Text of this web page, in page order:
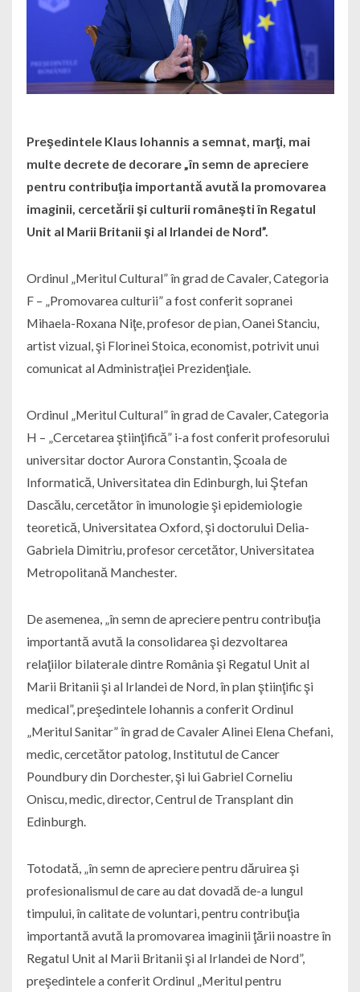
Preşedintele Klaus Iohannis a semnat, marţi, mai
multe decrete de decorare „în semn de apreciere
pentru contribuţia importantă avută la promovarea
imaginii, cercetării şi culturii româneşti în Regatul
Unit al Marii Britanii şi al Irlandei de Nord”.
Ordinul „Meritul Cultural” în grad de Cavaler, Categoria
F – „Promovarea culturii” a fost conferit sopranei
Mihaela-Roxana Niţe, profesor de pian, Oanei Stanciu,
artist vizual, şi Florinei Stoica, economist, potrivit unui
comunicat al Administraţiei Prezidenţiale.
Ordinul „Meritul Cultural” în grad de Cavaler, Categoria
H – „Cercetarea ştiinţifică” i-a fost conferit profesorului
universitar doctor Aurora Constantin, Şcoala de
Informatică, Universitatea din Edinburgh, lui Ştefan
Dascălu, cercetător în imunologie şi epidemiologie
teoretică, Universitatea Oxford, şi doctorului Delia-
Gabriela Dimitriu, profesor cercetător, Universitatea
Metropolitană Manchester.
De asemenea, „în semn de apreciere pentru contribuţia
importantă avută la consolidarea şi dezvoltarea
relaţiilor bilaterale dintre România şi Regatul Unit al
Marii Britanii şi al Irlandei de Nord, în plan ştiinţific şi
medical”, preşedintele Iohannis a conferit Ordinul
„Meritul Sanitar” în grad de Cavaler Alinei Elena Chefani,
medic, cercetător patolog, Institutul de Cancer
Poundbury din Dorchester, şi lui Gabriel Corneliu
Oniscu, medic, director, Centrul de Transplant din
Edinburgh.
Totodată, „în semn de apreciere pentru dăruirea şi
profesionalismul de care au dat dovadă de-a lungul
timpului, în calitate de voluntari, pentru contribuţia
importantă avută la promovarea imaginii ţării noastre în
Regatul Unit al Marii Britanii şi al Irlandei de Nord”,
preşedintele a conferit Ordinul „Meritul pentru